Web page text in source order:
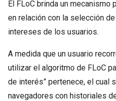
El FLoC brinda un mecanismo
en relación con la selección
intereses de los usuarios.
A medida que un usuario
utilizar el algoritmo de FLoC
de interés” pertenece, el cual
navegadores con historiales